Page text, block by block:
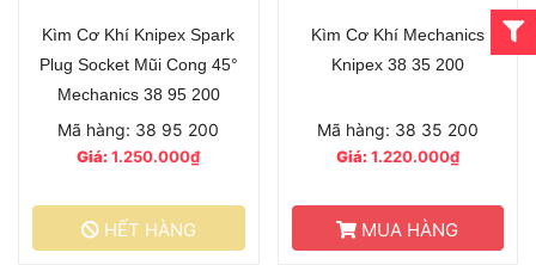
Kìm Cơ Khí Knipex Spark
Plug Socket Mũi Cong 45°
Mechanics 38 95 200
Mã hàng: 38 95 200
Giá:1.250.000₫
HẾT HÀNG
Kìm Cơ Khí Mechanics
Knipex 38 35 200
Mã hàng: 38 35 200
Giá:1.220.000₫
MUA HÀNG